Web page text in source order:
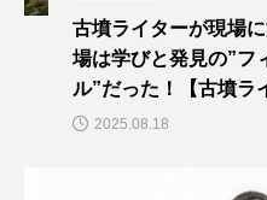
古墳ライターが現場
場は学びと発見の”フ
ル”だった！【古墳ラ
た、聞いた！vol.13】
2025.08.18